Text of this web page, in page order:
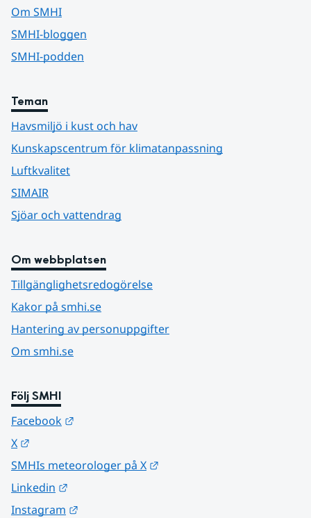
Om SMHI
SMHI-bloggen
SMHI-podden
Teman
Havsmiljö i kust och hav
Kunskapscentrum för klimatanpassning
Luftkvalitet
SIMAIR
Sjöar och vattendrag
Om webbplatsen
Tillgänglighetsredogörelse
Kakor på smhi.se
Hantering av personuppgifter
Om smhi.se
Följ SMHI
Facebook
X
SMHIs meteorologer på X
Linkedin
Instagram